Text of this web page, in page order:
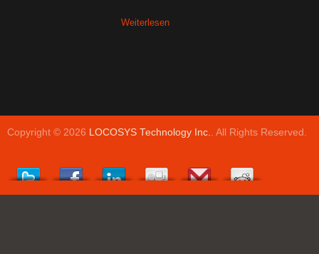
Weiterlesen
Copyright © 2026 LOCOSYS Technology Inc.. All Rights Reserved.